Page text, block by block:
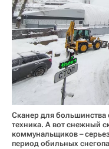
Сканер для большинства
техника. А вот снежный
коммунальщиков –
период обильных